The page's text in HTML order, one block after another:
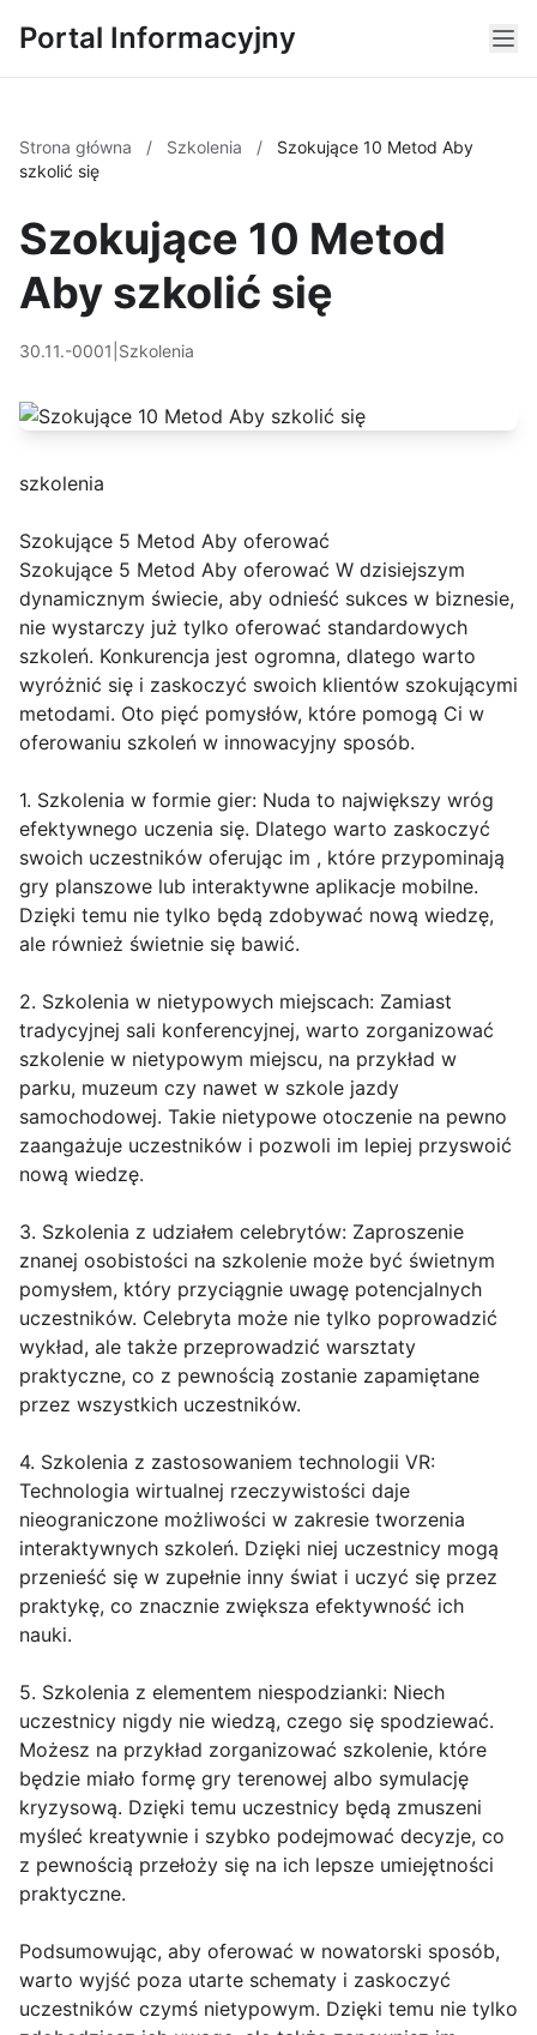
Portal Informacyjny
Strona główna / Szkolenia /
Szokujące 10 Metod Aby
szkolić się
Szokujące 10 Metod
Aby szkolić się
30.11.-0001 Szkolenia
szkolenia
Szokujące 5 Metod Aby oferować
Szokujące 5 Metod Aby oferować W dzisiejszym
dynamicznym świecie, aby odnieść sukces w biznesie,
nie wystarczy już tylko oferować standardowych
szkoleń. Konkurencja jest ogromna, dlatego warto
wyróżnić się i zaskoczyć swoich klientów szokującymi
metodami. Oto pięć pomysłów, które pomogą Ci w
oferowaniu szkoleń w innowacyjny sposób.
1. Szkolenia w formie gier: Nuda to największy wróg
efektywnego uczenia się. Dlatego warto zaskoczyć
swoich uczestników oferując im , które przypominają
gry planszowe lub interaktywne aplikacje mobilne.
Dzięki temu nie tylko będą zdobywać nową wiedzę,
ale również świetnie się bawić.
2. Szkolenia w nietypowych miejscach: Zamiast
tradycyjnej sali konferencyjnej, warto zorganizować
szkolenie w nietypowym miejscu, na przykład w
parku, muzeum czy nawet w szkole jazdy
samochodowej. Takie nietypowe otoczenie na pewno
zaangażuje uczestników i pozwoli im lepiej przyswoić
nową wiedzę.
3. Szkolenia z udziałem celebrytów: Zaproszenie
znanej osobistości na szkolenie może być świetnym
pomysłem, który przyciągnie uwagę potencjalnych
uczestników. Celebryta może nie tylko poprowadzić
wykład, ale także przeprowadzić warsztaty
praktyczne, co z pewnością zostanie zapamiętane
przez wszystkich uczestników.
4. Szkolenia z zastosowaniem technologii VR:
Technologia wirtualnej rzeczywistości daje
nieograniczone możliwości w zakresie tworzenia
interaktywnych szkoleń. Dzięki niej uczestnicy mogą
przenieść się w zupełnie inny świat i uczyć się przez
praktykę, co znacznie zwiększa efektywność ich
nauki.
5. Szkolenia z elementem niespodzianki: Niech
uczestnicy nigdy nie wiedzą, czego się spodziewać.
Możesz na przykład zorganizować szkolenie, które
będzie miało formę gry terenowej albo symulację
kryzysową. Dzięki temu uczestnicy będą zmuszeni
myśleć kreatywnie i szybko podejmować decyzje, co
z pewnością przełoży się na ich lepsze umiejętności
praktyczne.
Podsumowując, aby oferować w nowatorski sposób,
warto wyjść poza utarte schematy i zaskoczyć
uczestników czymś nietypowym. Dzięki temu nie tylko